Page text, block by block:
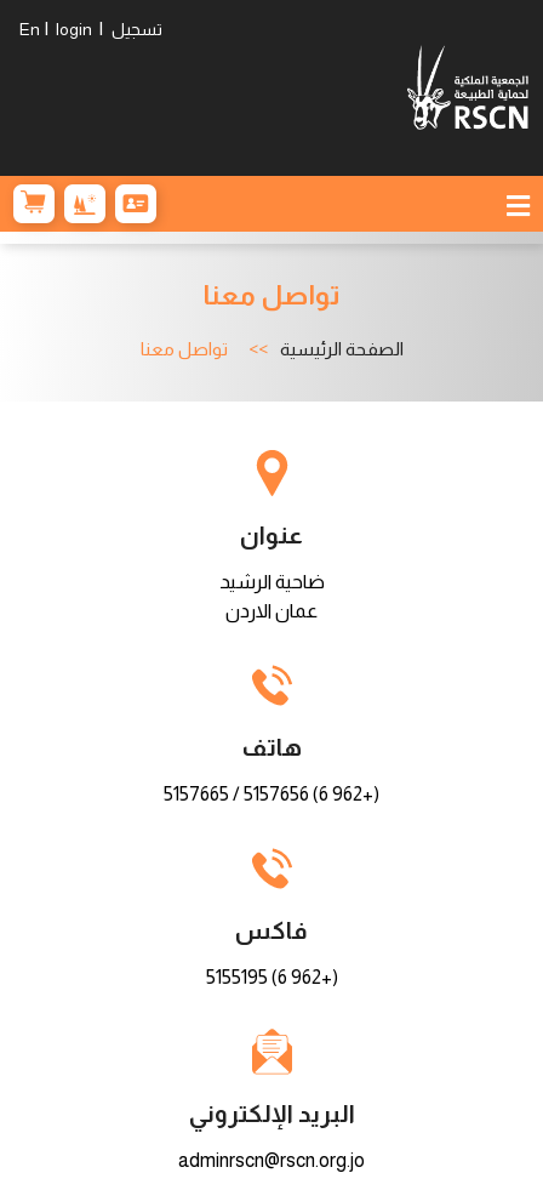
تسجيل |
login
|
En
تواصل معنا
الصفحة الرئيسية تواصل معنا
عنوان
ضاحية الرشيد
عمان الاردن
هاتف
(+962 6) 5157656 / 5157665
فاكس
(+962 6) 5155195
البريد الإلكتروني
adminrscn@rscn.org.jo